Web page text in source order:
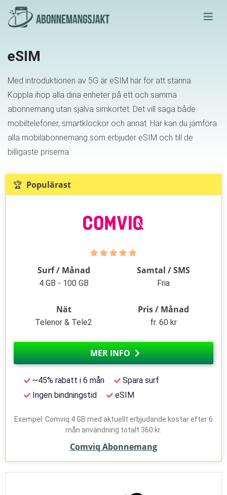
eSIM
Med introduktionen av 5G är eSIM här för att stanna.
Koppla ihop alla dina enheter på ett och samma
abonnemang utan själva simkortet. Det vill säga både
mobiltelefoner, smartklockor och annat. Här kan du jämföra
alla mobilabonnemang som erbjuder eSIM och till de
billigaste priserna.
🏆 Populärast
Surf / Månad
4 GB - 100 GB
Samtal / SMS
Fria
Nät
Telenor & Tele2
Pris / Månad
fr. 60 kr
MER INFO
~45% rabatt i 6 mån
Spara surf
Ingen bindningstid
eSIM
Exempel: Comviq 4 GB med aktuellt erbjudande kostar efter 6
mån användning totalt 360 kr.
Comviq Abonnemang